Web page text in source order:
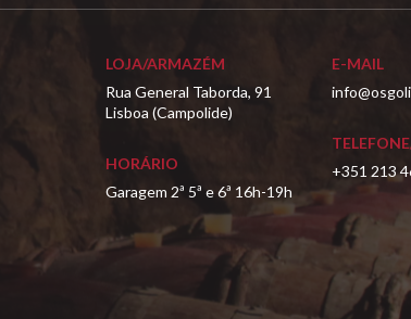
LOJA/ARMAZÉM
Rua General Taborda, 91
Lisboa (Campolide)
HORÁRIO
Garagem 2ª 5ª e 6ª 16h-19h
E-MAIL
+351 213